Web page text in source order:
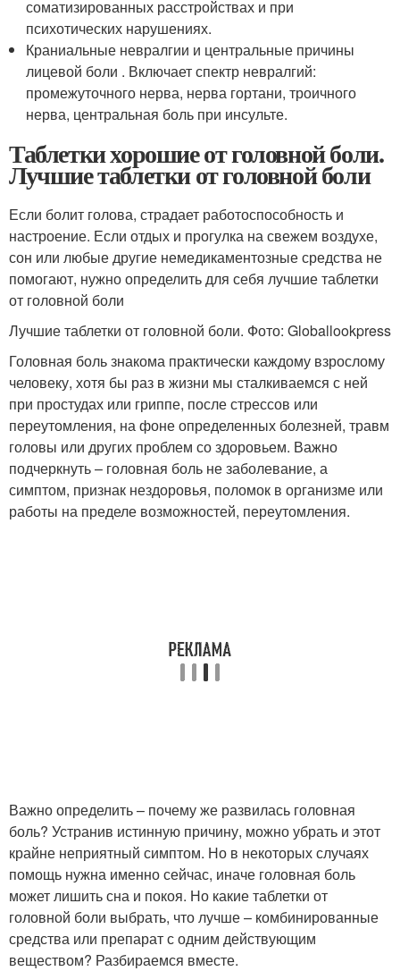
соматизированных расстройствах и при
психотических нарушениях.
Краниальные невралгии и центральные причины
лицевой боли . Включает спектр невралгий:
промежуточного нерва, нерва гортани, троичного
нерва, центральная боль при инсульте.
Таблетки хорошие от головной боли.
Лучшие таблетки от головной боли
Если болит голова, страдает работоспособность и
настроение. Если отдых и прогулка на свежем воздухе,
сон или любые другие немедикаментозные средства не
помогают, нужно определить для себя лучшие таблетки
от головной боли
Лучшие таблетки от головной боли. Фото: Globallookpress
Головная боль знакома практически каждому взрослому
человеку, хотя бы раз в жизни мы сталкиваемся с ней
при простудах или гриппе, после стрессов или
переутомления, на фоне определенных болезней, травм
головы или других проблем со здоровьем. Важно
подчеркнуть – головная боль не заболевание, а
симптом, признак нездоровья, поломок в организме или
работы на пределе возможностей, переутомления.
Важно определить – почему же развилась головная
боль? Устранив истинную причину, можно убрать и этот
крайне неприятный симптом. Но в некоторых случаях
помощь нужна именно сейчас, иначе головная боль
может лишить сна и покоя. Но какие таблетки от
головной боли выбрать, что лучше – комбинированные
средства или препарат с одним действующим
веществом? Разбираемся вместе.